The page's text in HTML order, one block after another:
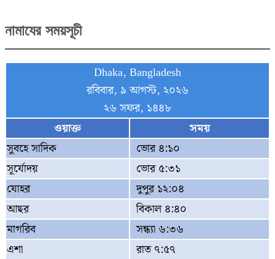
নামাযের সময়সূচী
Dhaka, Bangladesh
রবিবার, ৯ আগস্ট, ২০২৬
২৬ সফর, ১৪৪৮
ওয়াক্ত
সময়
সুবহে সাদিক
ভোর ৪:১০
সূর্যোদয়
ভোর ৫:৩১
যোহর
দুপুর ১২:০৪
আছর
বিকাল ৪:৪০
মাগরিব
সন্ধ্যা ৬:৩৬
এশা
রাত ৭:৫৭